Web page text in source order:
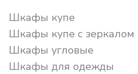
Шкафы купе
Шкафы купе с зеркалом
Шкафы угловые
Шкафы для одежды